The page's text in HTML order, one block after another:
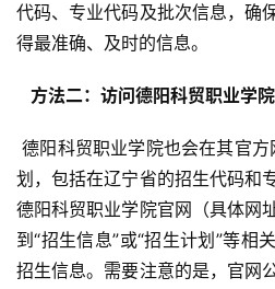
代码、专业代码及批次信息，确
得最准确、及时的信息。
方法二：访问德阳科贸职业学
德阳科贸职业学院也会在其官方网站上公布2025年招生计
划，包括在辽宁省的招生代码和
德阳科贸职业学院官网（具体网
到“招生信息”或“招生计划”等相
招生信息。需要注意的是，官网